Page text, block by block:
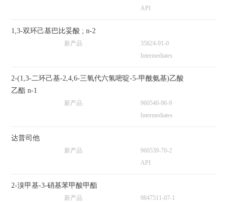
API
1,3-双环己基巴比妥酸 ; n-2
35824-91-0
新产品
Intermediates
2-(1,3-二环己基-2,4,6-三氧代六氢嘧啶-5-甲酰氨基)乙酸
乙酯 n-1
960540-96-9
新产品
Intermediates
达普司他
960539-70-2
新产品
API
2-溴甲基-3-硝基苯甲酸甲酯
9847511-07-1
新产品